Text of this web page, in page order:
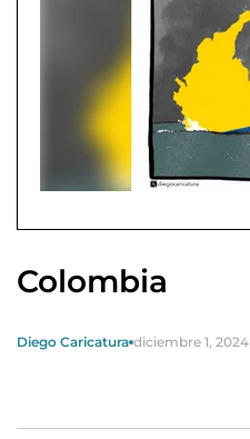
Colombia
Diego Caricatura diciembre 1, 2024